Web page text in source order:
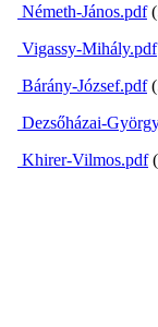
Németh-János.pdf
Vigassy-Mihály.pdf
Bárány-József.pdf
Dezsőházai-
Khirer-Vilmos.pdf